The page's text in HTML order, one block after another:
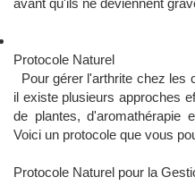
avant qu'ils ne deviennent
Protocole Naturel
Pour gérer l'arthrite chez les
il existe plusieurs approches
de plantes, d'aromathérapie
Voici un protocole que vous
Protocole Naturel pour la